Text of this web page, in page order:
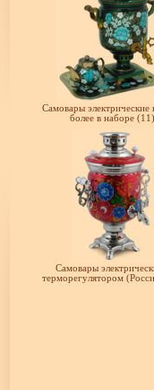
Самовары электрические
более в наборе (11)
Самовары
терморегулятором